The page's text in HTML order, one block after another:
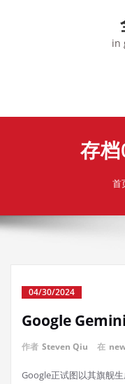
in
存
首
04/30/2024
Google Gemini
作者 Steven Qiu 在
Google正试图以其旗舰